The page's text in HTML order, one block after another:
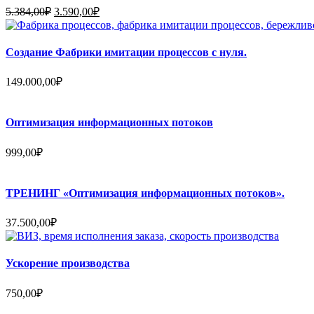
5.384,00₽ Первоначальная
цена
составляла
5.384,00₽.
3.590,00₽Текущая
цена:
Создание Фабрики имитации процессов с нуля.
149.000,00₽
Оптимизация информационных потоков
999,00₽
ТРЕНИНГ «Оптимизация информационных потоков».
37.500,00₽
Ускорение производства
750,00₽